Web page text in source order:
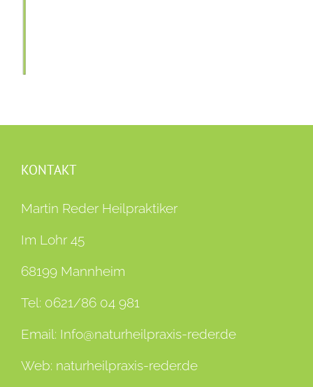
KONTAKT
Martin Reder Heilpraktiker
Im Lohr 45
68199 Mannheim
Tel: 0621/86 04 981
Email: Info@naturheilpraxis-reder.de
Web: naturheilpraxis-reder.de